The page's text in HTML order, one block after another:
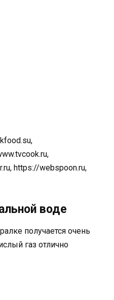
https://webspoon.ru,
воде
получается очень
газ отлично